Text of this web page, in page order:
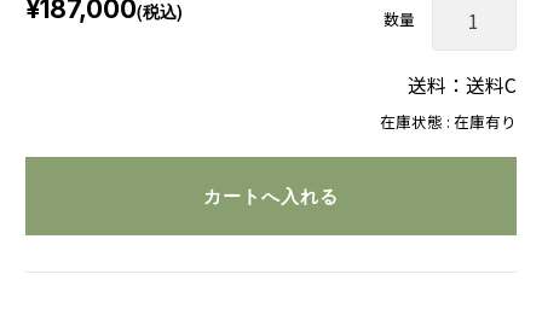
在庫状態 : 在庫有り
¥187,000(税込) 数量
送料：送料C